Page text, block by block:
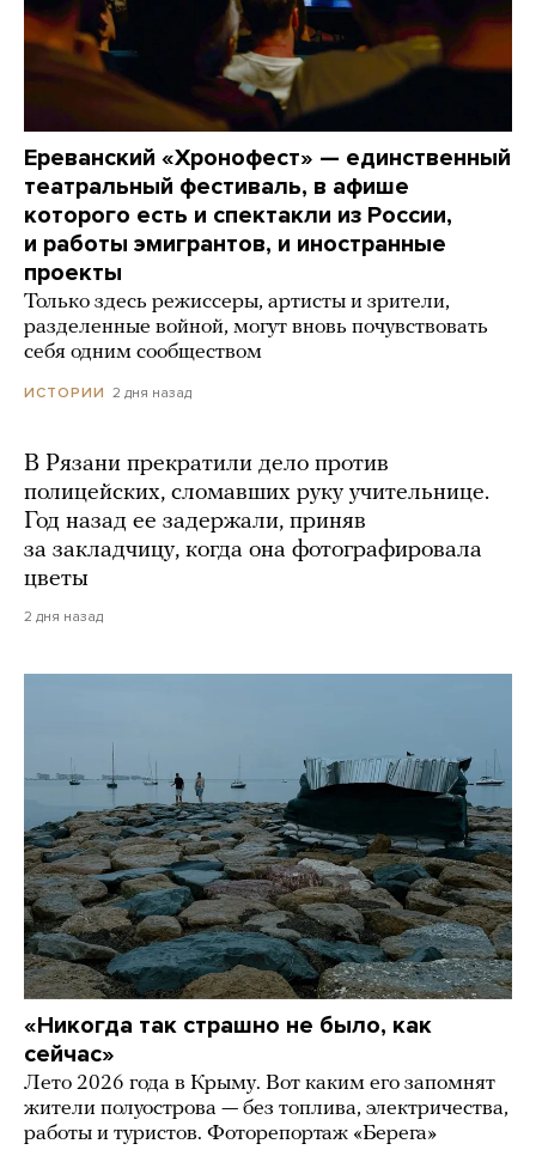
Ереванский «Хронофест» — единственный
театральный фестиваль, в афише
которого есть и спектакли из России,
и работы эмигрантов, и иностранные
проекты
Только здесь режиссеры, артисты и зрители,
разделенные войной, могут вновь почувствовать
себя одним сообществом
ИСТОРИИ 2 дня назад
В Рязани прекратили дело против
полицейских, сломавших руку учительнице.
Год назад ее задержали, приняв
за закладчицу, когда она фотографировала
цветы
2 дня назад
«Никогда так страшно не было, как
сейчас»
Лето 2026 года в Крыму. Вот каким его запомнят
жители полуострова — без топлива, электричества,
работы и туристов. Фоторепортаж «Берега»